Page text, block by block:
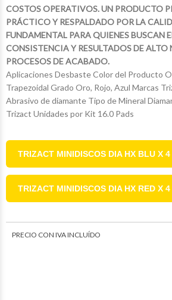
COSTOS OPERATIVOS. UN PRODUCTO
PRÁCTICO Y RESPALDADO POR LA
FUNDAMENTAL PARA QUIENES BUSCAN
CONSISTENCIA Y RESULTADOS DE ALTO
PROCESOS DE ACABADO.
Aplicaciones Desbaste Color del Producto
Trapezoidal Grado Oro, Rojo, Azul Marcas
Abrasivo de diamante Tipo de Mineral
Trizact Unidades por Kit 16.0 Pads
TRIZACT MINIDISCOS DIA HX BLU X 4
TRIZACT MINIDISCOS DIA HX RED X 4
PRECIO CON IVA INCLUÍDO
$185.871 03 $69.80345